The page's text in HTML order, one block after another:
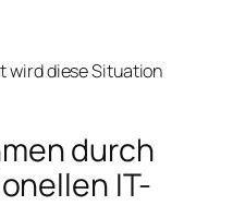
wird diese Situation
durch
IT-